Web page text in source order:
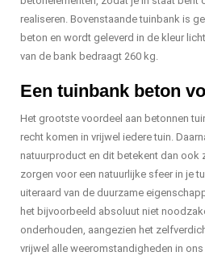
realiseren. Bovenstaande tuinbank is
beton en wordt geleverd in de kleur
van de bank bedraagt 260 kg.
Een tuinbank beton
Het grootste voordeel aan betonnen
recht komen in vrijwel iedere tuin.
natuurproduct en dit betekent dan ook
zorgen voor een natuurlijke sfeer in je
uiteraard van de duurzame
het bijvoorbeeld absoluut niet
onderhouden, aangezien het
vrijwel alle weeromstandigheden in